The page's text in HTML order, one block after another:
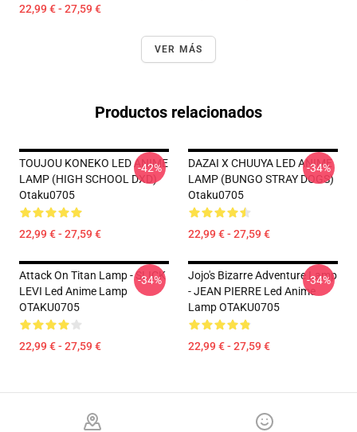
22,99 € - 27,59 €
VER MÁS
Productos relacionados
TOUJOU KONEKO LED ANIME
LAMP (HIGH SCHOOL DXD)
Otaku0705
22,99 € - 27,59 €
-42%
DAZAI X CHUUYA LED ANIME
LAMP (BUNGO STRAY DOGS)
Otaku0705
22,99 € - 27,59 €
-34%
Attack On Titan Lamp - SLICK
LEVI Led Anime Lamp
OTAKU0705
22,99 € - 27,59 €
-34%
Jojo's Bizarre Adventure Lamp
- JEAN PIERRE Led Anime
Lamp OTAKU0705
22,99 € - 27,59 €
-34%